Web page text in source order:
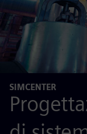
SIMCENTER